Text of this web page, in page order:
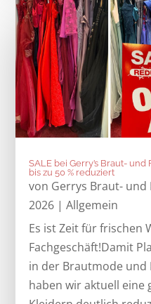
SALE bei Gerry’s Braut-
bis zu 50 % reduziert
von Gerrys Braut- und
2026 |Allgemein
Es ist Zeit für frischen
Fachgeschäft!Damit
in der Brautmode und
haben wir aktuell eine